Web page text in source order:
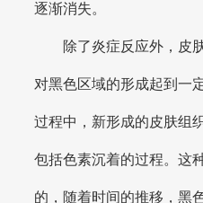
逐渐消失。
除了炎症反应外，皮肤
对黑色区域的形成起到一
过程中，新形成的皮肤组
包括色素沉着的过程。这
的，随着时间的推移，黑